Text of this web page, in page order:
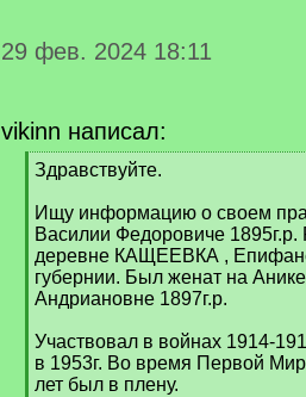
29 фев. 2024 18:11
vikinn написал:
[
]
Здравствуйте.
Ищу информацию о своем
Василии Федоровиче
деревне КАЩЕЕВКА ,
губернии. Был женат на
Андриановне 1897г.р.
Участвовал в войнах 1914-
в 1953г. Во время Первой
лет был в плену.